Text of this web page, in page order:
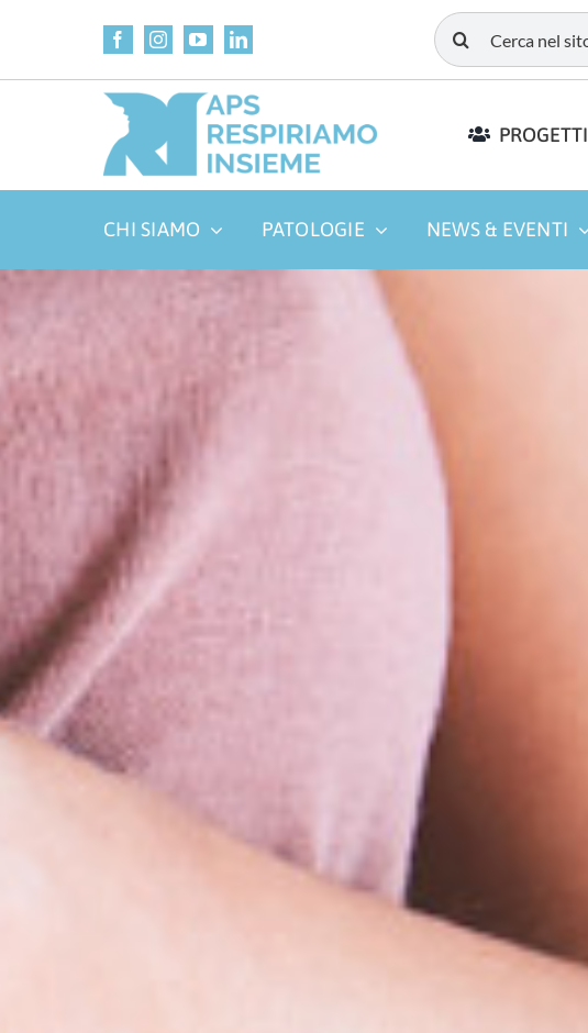
Cerca
per:
PROGETTI
CHI SIAMO PATOLOGIE NEWS & EVENTI